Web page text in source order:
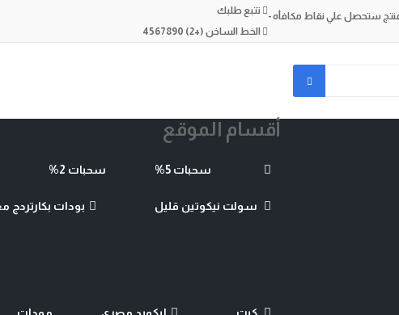
ستحصل علي نقاط مكافأه -
تتبع طلبك
الخط الساخن (+2) 4567890
أقسام الموقع
سحبات 5% سحبات 2%
سولت نيكوتين قليل بودات بكارتردج